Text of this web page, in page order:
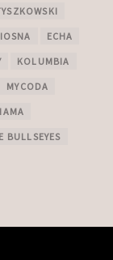
ECHA
KOLUMBIA
MYCODA
BULLSEYES